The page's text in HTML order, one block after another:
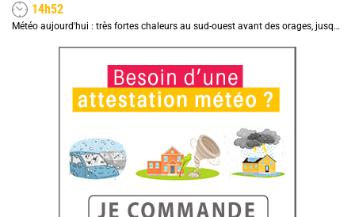
14h52
Météo aujourd'hui : très fortes chaleurs au sud-ouest avant des orages, jusqu'à 39°C